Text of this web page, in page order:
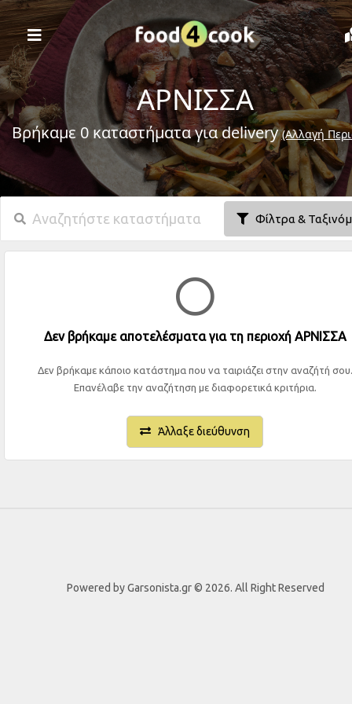
ΑΡΝΙΣΣΑ
Βρήκαμε 0 καταστήματα για delivery(Αλλαγή
Φίλτρα &
Δεν βρήκαμε αποτελέσματα για τη περιοχή ΑΡΝΙΣΣΑ
Δεν βρήκαμε κάποιο κατάστημα που να ταιριάζει στην αναζήτή σου.
Επανέλαβε την αναζήτηση με διαφορετικά κριτήρια.
Άλλαξε διεύθυνση
Powered by Garsonista.gr © 2026. All Right Reserved